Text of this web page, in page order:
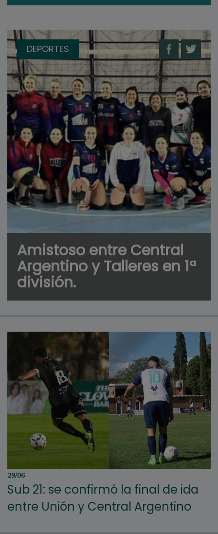
DEPORTES
Amistoso entre Central
Argentino y Talleres en 1ª
división.
29/06
Sub 21: se confirmó la final de ida
entre Unión y Central Argentino